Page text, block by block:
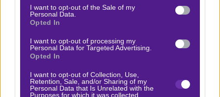
consent section.
I want to opt-out of the Sale of my
Personal Data.
Opted In
I want to opt-out of processing my
Personal Data for Targeted Advertising.
Opted In
I want to opt-out of Collection, Use,
Retention, Sale, and/or Sharing of my
Personal Data that Is Unrelated with the
Purposes for which it was collected.
της ποδοσφαιρικής βαρύτητας. Θα μου πεις, πέντε
διπλά έχει, ξέρει πώς γίνεται. Αλλά σε έδρες πιο σοφτ
Arbaa στη Bet365.
Ακολούθησέ μας στο 🅾𝐈𝐧𝐬𝐭𝐚𝐠𝐫𝐚𝐦
★ για να